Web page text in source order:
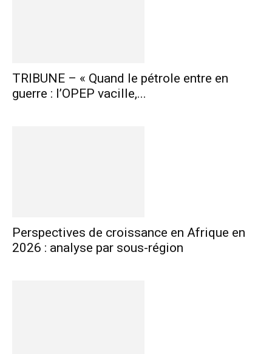
TRIBUNE – « Quand le pétrole entre en
guerre : l’OPEP vacille,...
Perspectives de croissance en Afrique en
2026 : analyse par sous-région